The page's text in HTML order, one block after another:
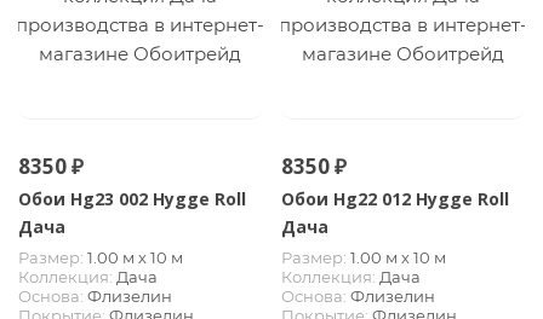
8350 ₽
Обои Hg23 002 Hygge Roll
Дача
Размер: 1.00 м х 10 м
Коллекция: Дача
Основа: Флизелин
8350 ₽
Обои Hg22 012 Hygge Roll
Дача
Размер: 1.00 м х 10 м
Коллекция: Дача
Основа: Флизелин